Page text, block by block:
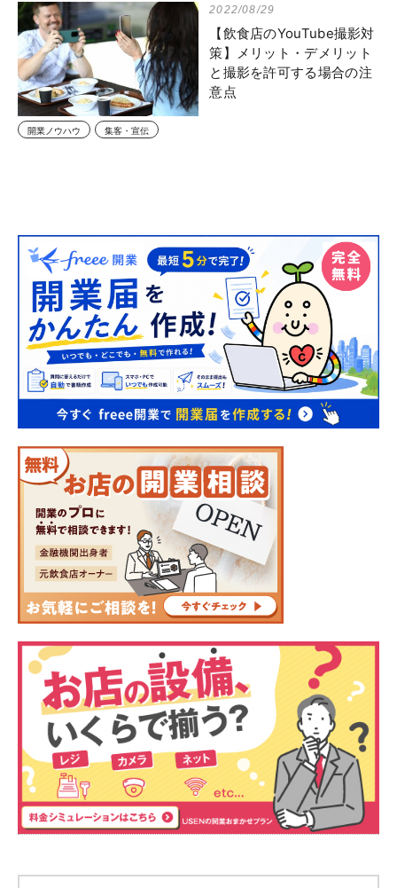
2022/08/29
【飲食店のYouTube撮影対
策】メリット・デメリット
と撮影を許可する場合の注
意点
開業ノウハウ 集客・宣伝